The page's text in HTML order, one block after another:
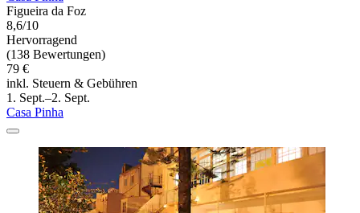
Figueira da Foz
8,6/10
Hervorragend
(138 Bewertungen)
79 €
inkl. Steuern & Gebühren
1. Sept.–2. Sept.
Casa Pinha